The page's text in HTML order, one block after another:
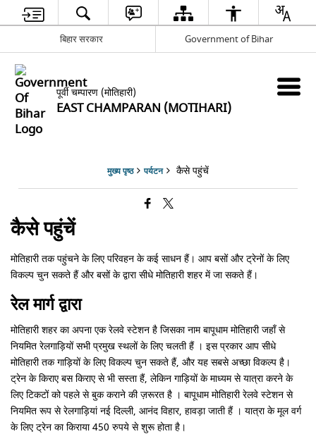
बिहार सरकार Government of Bihar
पूर्वी चम्पारण (मोतिहारी)
EAST CHAMPARAN (MOTIHARI)
मुख्य पृष्ठ पर्यटन कैसे पहुंचें
कैसे पहुंचें
मोतिहारी तक पहुंचने के लिए परिवहन के कई साधन हैं। आप बसों और ट्रेनों के लिए
विकल्प चुन सकते हैं और बसों के द्वारा सीधे मोतिहारी शहर में जा सकते हैं।
रेल मार्ग द्वारा
मोतिहारी शहर का अपना एक रेलवे स्टेशन है जिसका नाम बापूधाम मोतिहारी जहाँ से
नियमित रेलगाड़ियों सभी प्रमुख स्थलों के लिए चलती हैं । इस प्रकार आप सीधे
मोतिहारी तक गाड़ियों के लिए विकल्प चुन सकते हैं, और यह सबसे अच्छा विकल्प है।
ट्रेन के किराए बस किराए से भी सस्ता हैं, लेकिन गाड़ियों के माध्यम से यात्रा करने के
लिए टिकटों को पहले से बुक कराने की ज़रूरत है । बापूधाम मोतिहारी रेलवे स्टेशन से
नियमित रूप से रेलगाड़ियां नई दिल्ली, आनंद विहार, हावड़ा जाती हैं । यात्रा के मूल वर्ग
के लिए ट्रेन का किराया 450 रुपये से शुरू होता है।